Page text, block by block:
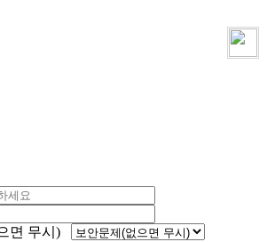
면 무시)